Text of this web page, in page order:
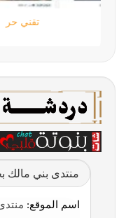
منتدى بني مالك
اسم الموقع: